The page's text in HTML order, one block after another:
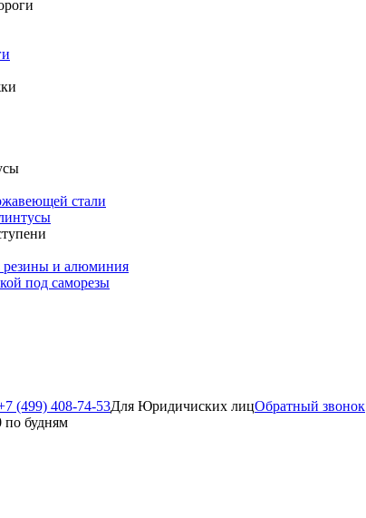
стали
резины и алюминия
под саморезы
(499) 408-74-53Для Юридичиских лицОбратный звонок
по будням